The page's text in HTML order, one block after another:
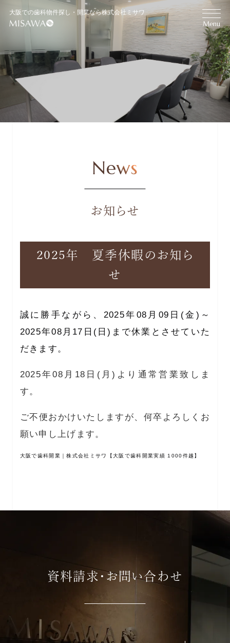
大阪での歯科物件探し・開業なら株式会社ミサワ
お知らせ
2025年 夏季休暇のお知ら
せ
誠に勝手ながら、2025年08月09日(金)～
2025年08月17日(日)まで休業とさせていた
だきます。
2025年08月18日(月)より通常営業致しま
す。
ご不便おかけいたしますが、何卒よろしくお
願い申し上げます。
大阪で歯科開業 ｜株式会社ミサワ【大阪で歯科開業実績 1000件越】
資料請求・お問い合わせ
Menu